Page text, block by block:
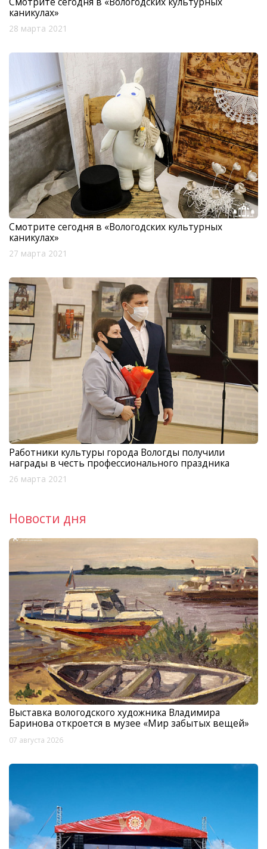
каникулах»
28 марта 2021
Смотрите сегодня в «Вологодских культурных
каникулах»
27 марта 2021
Работники культуры города Вологды получили
награды в честь профессионального праздника
26 марта 2021
Новости дня
Выставка вологодского художника Владимира
Баринова откроется в музее «Мир забытых вещей»
07 августа 2026